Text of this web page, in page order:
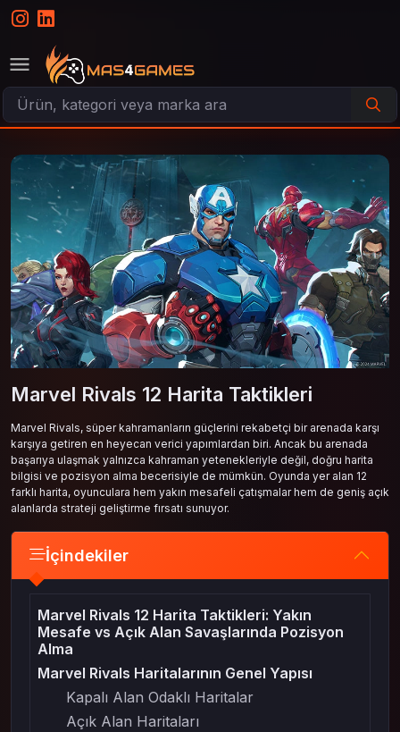
Marvel Rivals 12 Harita Taktikleri
Marvel Rivals, süper kahramanların güçlerini rekabetçi bir arenada karşı
karşıya getiren en heyecan verici yapımlardan biri. Ancak bu arenada
başarıya ulaşmak yalnızca kahraman yetenekleriyle değil, doğru harita
bilgisi ve pozisyon alma becerisiyle de mümkün. Oyunda yer alan 12
farklı harita, oyunculara hem yakın mesafeli çatışmalar hem de geniş açık
alanlarda strateji geliştirme fırsatı sunuyor.
İçindekiler
Marvel Rivals 12 Harita Taktikleri: Yakın
Mesafe vs Açık Alan Savaşlarında Pozisyon
Alma
Marvel Rivals Haritalarının Genel Yapısı
Kapalı Alan Odaklı Haritalar
Açık Alan Haritaları